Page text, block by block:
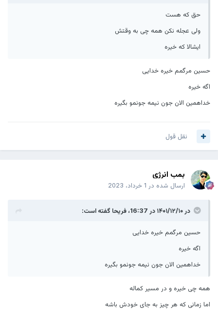
حق که هست
ولی عجله نکن همه چی به وقتش
ایشالا که خیره
حسین مرگمم خیره خدایی
اگه خیره
خداهمین الان جون نیمه جونمو بگیره
نقل قول
بمب انرژی
ارسال شده در
در ۱۴۰۱/۱۲/۱۰ در 16:37، فریحاگفته است:
حسین مرگمم خیره خدایی
اگه خیره
خداهمین الان جون نیمه جونمو بگیره
همه چی خیره و در مسیر کماله
اما زمانی که هر چیز به جای خودش باشه